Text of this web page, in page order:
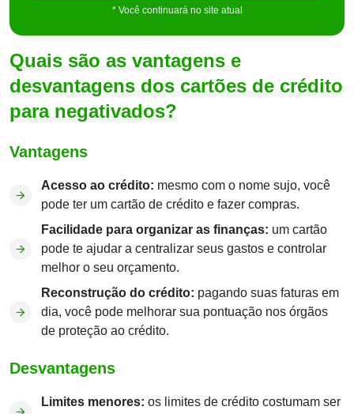
* Você continuará no site atual
Quais são as vantagens e
desvantagens dos cartões de crédito
para negativados?
Vantagens
Acesso ao crédito: mesmo com o nome sujo, você
pode ter um cartão de crédito e fazer compras.
Facilidade para organizar as finanças: um cartão
pode te ajudar a centralizar seus gastos e controlar
melhor o seu orçamento.
Reconstrução do crédito: pagando suas faturas em
dia, você pode melhorar sua pontuação nos órgãos
de proteção ao crédito.
Desvantagens
Limites menores: os limites de crédito costumam ser